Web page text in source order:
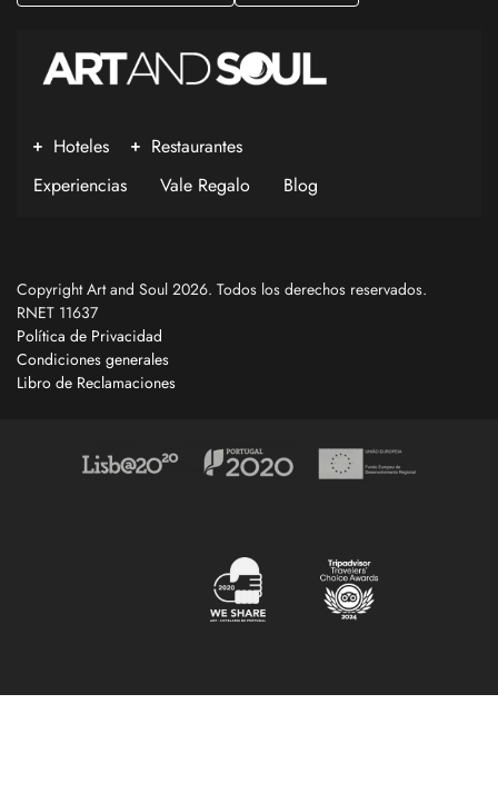
Hoteles
Restaurantes
Experiencias
Vale Regalo Blog
Copyright Art and Soul 2026. Todos los derechos reservados.
RNET 11637
Política de Privacidad
Condiciones generales
Libro de Reclamaciones